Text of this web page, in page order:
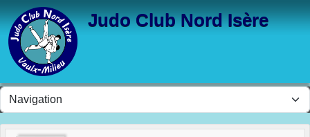
Judo Club Nord Isère
Panneau de gestion des cookies